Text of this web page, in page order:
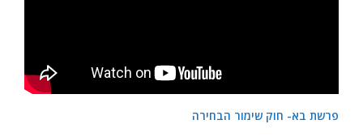
פרשת בא- חוק שימור הבחירה